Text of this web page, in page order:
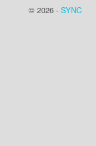
© 2026 - SYNC